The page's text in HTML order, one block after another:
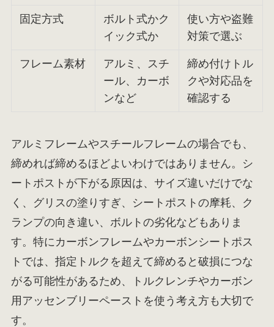
固定方式
ボルト式かク
イック式か
使い方や盗難
対策で選ぶ
フレーム素材
アルミ、スチ
ール、カーボ
ンなど
締め付けトル
クや対応品を
確認する
アルミフレームやスチールフレームの場合でも、
締めれば締めるほどよいわけではありません。シ
ートポストが下がる原因は、サイズ違いだけでな
く、グリスの塗りすぎ、シートポストの摩耗、ク
ランプの向き違い、ボルトの劣化などもありま
す。特にカーボンフレームやカーボンシートポス
トでは、指定トルクを超えて締めると破損につな
がる可能性があるため、トルクレンチやカーボン
用アッセンブリーペーストを使う考え方も大切で
す。